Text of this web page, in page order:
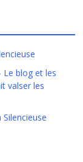
Le blog et les
valser les